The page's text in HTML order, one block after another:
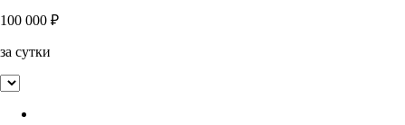
100 000 ₽
за сутки